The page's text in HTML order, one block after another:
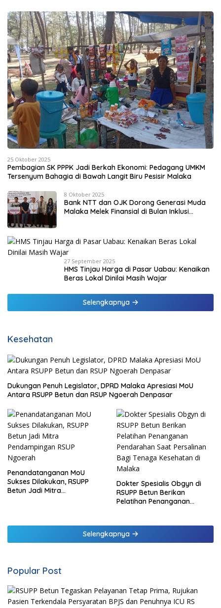
25 Oktober 2025
Pembagian SK PPPK Jadi Berkah Ekonomi: Pedagang UMKM
Tersenyum Bahagia di Bawah Langit Biru Pesisir Malaka
8 Oktober 2025
Bank NTT dan OJK Dorong Generasi Muda
Malaka Melek Finansial di Bulan Inklusi
27 September 2025
HMS Tinjau Harga di Pasar Uabau: Kenaikan
Beras Lokal Dinilai Masih Wajar
Selengkapnya
Kesehatan
Dukungan Penuh Legislator, DPRD Malaka Apresiasi MoU
Antara RSUPP Betun dan RSUP Ngoerah Denpasar
Penandatanganan MoU
Sukses Dilakukan, RSUPP
Betun Jadi Mitra
Dokter Spesialis Obgyn di
RSUPP Betun Berikan
Pelatihan Penanganan
Malaka
Selengkapnya
Popular Post